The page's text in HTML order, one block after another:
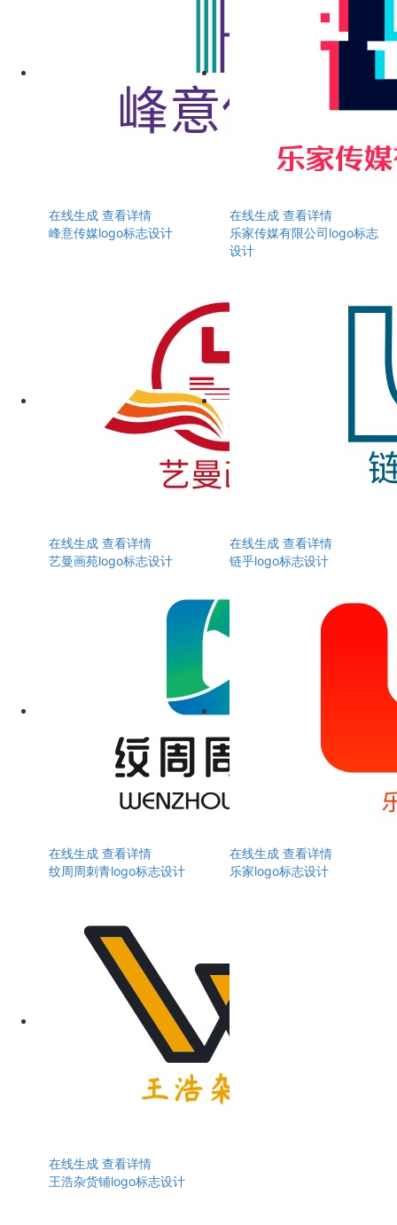
在线生成 查看详情
峰意传媒logo标志设计
在线生成 查看详情
乐家传媒有限公司logo标志
设计
在线生成 查看详情
艺曼画苑logo标志设计
在线生成 查看详情
链乎logo标志设计
在线生成 查看详情
纹周周刺青logo标志设计
在线生成 查看详情
乐家logo标志设计
在线生成 查看详情
王浩杂货铺logo标志设计